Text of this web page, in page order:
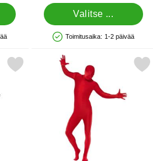
Valitse ...
Saatavuus: Varastossa
Toimitusaika: 1-2 päivää
Kanssa Naamiaisasu suosikiksi
Merkitse second Skin Punainen